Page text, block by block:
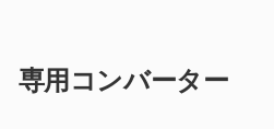
専用コンバーター